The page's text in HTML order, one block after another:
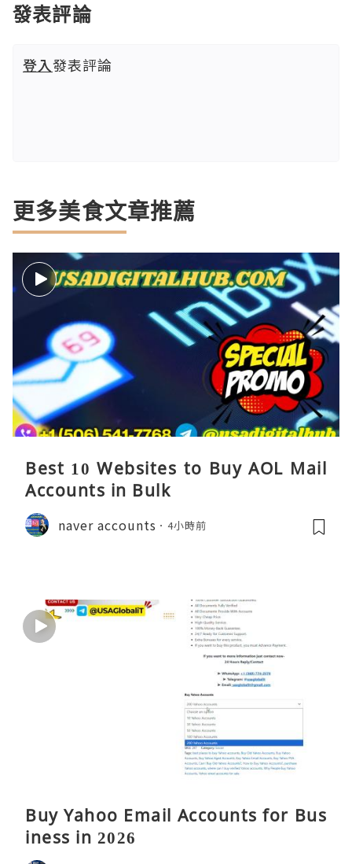
發表評論
登入發表評論
更多美食文章推薦
Best 10 Websites to Buy AOL Mail
Accounts in Bulk
naver accounts 4小時前
Buy Yahoo Email Accounts for Bus
iness in 2026